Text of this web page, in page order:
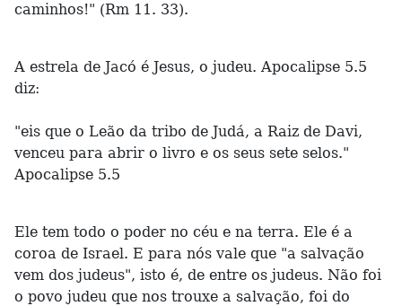
caminhos!" (Rm 11. 33).
A estrela de Jacó é Jesus, o judeu. Apocalipse 5.5
diz:
"eis que o Leão da tribo de Judá, a Raiz de Davi,
venceu para abrir o livro e os seus sete selos."
Apocalipse 5.5
Ele tem todo o poder no céu e na terra. Ele é a
coroa de Israel. E para nós vale que "a salvação
vem dos judeus", isto é, de entre os judeus. Não foi
o povo judeu que nos trouxe a salvação, foi do